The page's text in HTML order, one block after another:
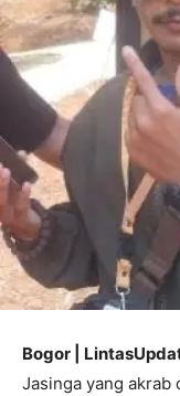
Bogor |
Jasinga yang akrab